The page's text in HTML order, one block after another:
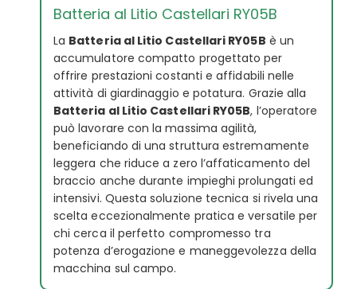
Batteria al Litio Castellari RY05B
La Batteria al Litio Castellari RY05B è un
accumulatore compatto progettato per
offrire prestazioni costanti e affidabili nelle
attività di giardinaggio e potatura. Grazie alla
Batteria al Litio Castellari RY05B, l’operatore
può lavorare con la massima agilità,
beneficiando di una struttura estremamente
leggera che riduce a zero l’affaticamento del
braccio anche durante impieghi prolungati ed
intensivi. Questa soluzione tecnica si rivela una
scelta eccezionalmente pratica e versatile per
chi cerca il perfetto compromesso tra
potenza d’erogazione e maneggevolezza della
macchina sul campo.